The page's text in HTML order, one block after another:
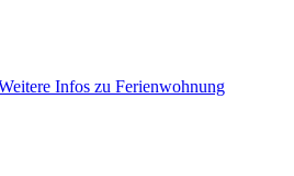
Infos zu Ferienwohnung